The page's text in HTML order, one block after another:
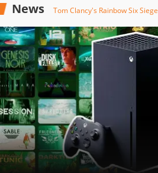
News Tom Clancy's Rainbow Six Siege